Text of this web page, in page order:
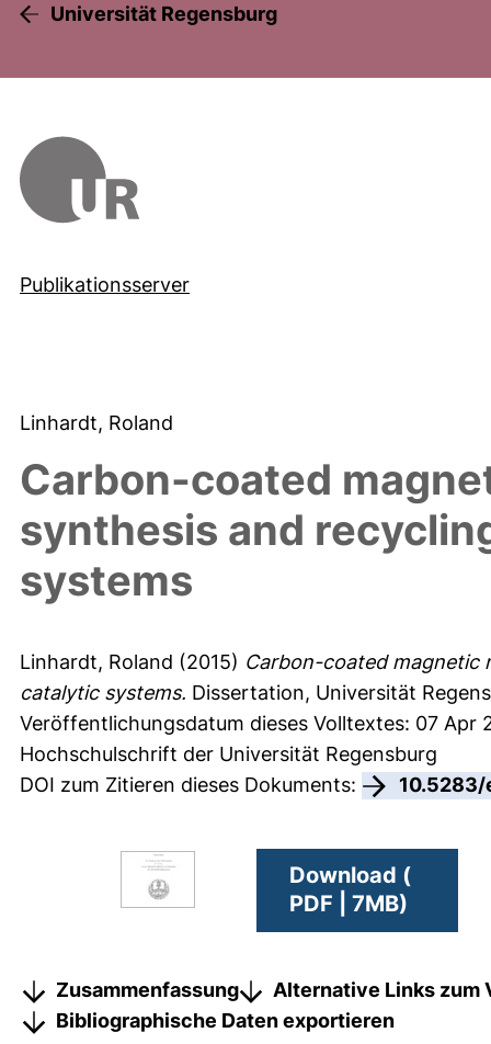
Universität Regensburg
Publikationsserver
Linhardt, Roland
Carbon-coated
synthesis and
systems
Linhardt, Roland (2015) Carbon-coated magnetic
catalytic systems. Dissertation, Universität
Veröffentlichungsdatum dieses Volltextes: 07 Apr
Hochschulschrift der Universität Regensburg
DOI zum Zitieren dieses Dokuments:
10.5283/
Download (
PDF | 7MB)
Zusammenfassung
Alternative Links zum
Bibliographische Daten exportieren